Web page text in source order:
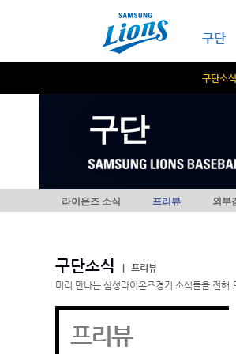
구단
구단소식
구단
라이온즈 소식 프리뷰 외부
구단소식
프리뷰
미리 만나는 삼성라이온즈경기 소식들을 전해
프리뷰